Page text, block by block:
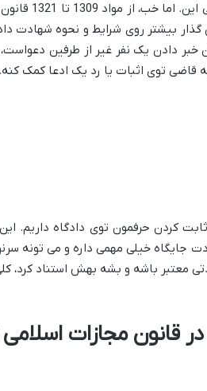
یعنی هیچ ماده ای به
بیشتر روی شرایط و نحوه شهادت
دادن یک نفر غیر از طرفین دعواست،
قاضی توی اثبات یا رد یک ادعا کمک کنه.
کردن حرفمون توی دادگاه داریم. این
جایگاه خیلی مهمی داره و می تونه
معتبر باشه و بشه بهش استناد کرد،
مجازات اسلامی